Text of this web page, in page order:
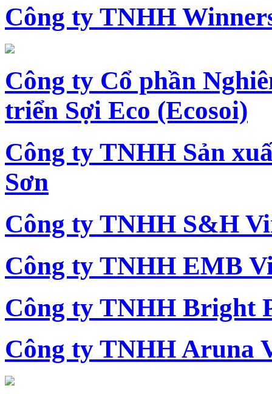
Công ty TNHH
Công ty Cổ phần
triển Sợi Eco (Ecosoi)
Công ty TNHH Sản
Sơn
Công ty TNHH S&H
Công ty TNHH EMB
Công ty TNHH Bright
Công ty TNHH Aruna